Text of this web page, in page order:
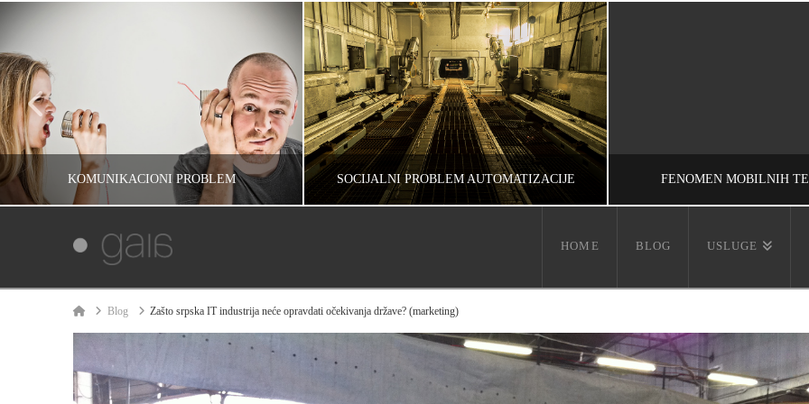
KOMUNIKACIONI PROBLEM
INFORMACIJE, RAZMIŠLJANJA, UNCATEGORIZED, ŽIVOT
ЈУН 30, 2011
SOCIJALNI PROBLEM AUTOMATIZACIJE
INFORMACIJE, RAZMIŠLJANJA, UNCATEGORIZED
ЈУН 25, 2015
FENOMEN MOBILNIH
ЈАНУАР 9, 2008
HOME BLOG USLUGE
HomeBlog Zašto srpska IT industrija neće opravdati očekivanja države? (marketing)